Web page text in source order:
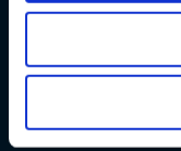
Skøjtevej 27